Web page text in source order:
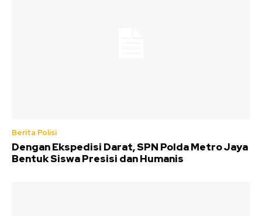
Berita Polisi
Dengan Ekspedisi Darat, SPN Polda Metro Jaya
Bentuk Siswa Presisi dan Humanis